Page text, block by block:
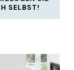
SELBST!